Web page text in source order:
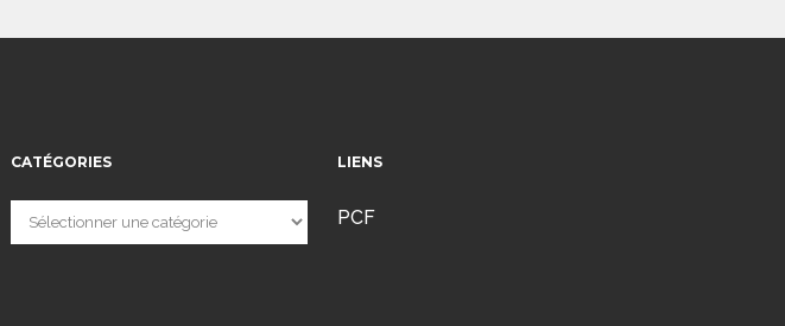
CATÉGORIES
Catégories
LIENS
PCF